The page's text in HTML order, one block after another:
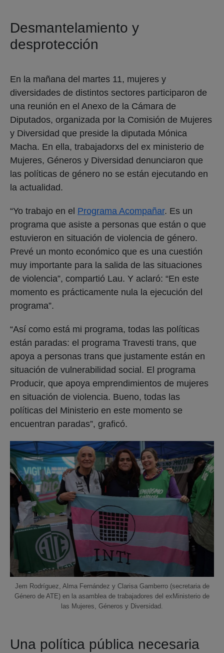
Desmantelamiento y
desprotección
En la mañana del martes 11, mujeres y
diversidades de distintos sectores participaron de
una reunión en el Anexo de la Cámara de
Diputados, organizada por la Comisión de Mujeres
y Diversidad que preside la diputada Mónica
Macha. En ella, trabajadorxs del ex ministerio de
Mujeres, Géneros y Diversidad denunciaron que
las políticas de género no se están ejecutando en
la actualidad.
“Yo trabajo en el Programa Acompañar. Es un
programa que asiste a personas que están o que
estuvieron en situación de violencia de género.
Prevé un monto económico que es una cuestión
muy importante para la salida de las situaciones
de violencia”, compartió Lau. Y aclaró: “En este
momento es prácticamente nula la ejecución del
programa”.
“Así como está mi programa, todas las políticas
están paradas: el programa Travesti trans, que
apoya a personas trans que justamente están en
situación de vulnerabilidad social. El programa
Producir, que apoya emprendimientos de mujeres
en situación de violencia. Bueno, todas las
políticas del Ministerio en este momento se
encuentran paradas”, graficó.
Jem Rodríguez, Alma Fernández y Clarisa Gamberro (secretaria de
Género de ATE) en la asamblea de trabajadores del exMinisterio de
las Mujeres, Géneros y Diversidad.
Una política pública necesaria